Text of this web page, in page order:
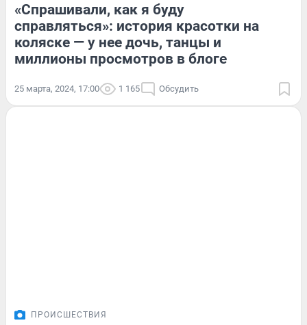
«Спрашивали, как я буду
справляться»: история красотки на
коляске — у нее дочь, танцы и
миллионы просмотров в блоге
25 марта, 2024, 17:00 1 165 Обсудить
ПРОИСШЕСТВИЯ